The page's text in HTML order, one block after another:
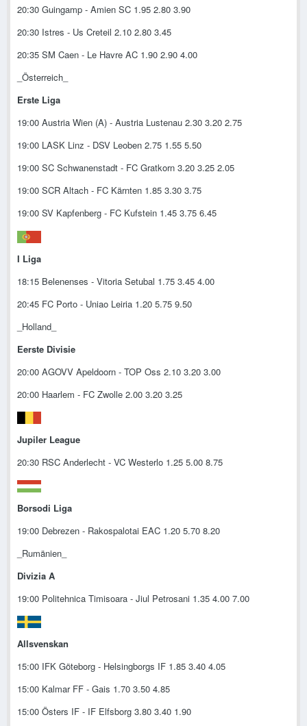
20:30 Guingamp - Amien SC 1.95 2.80 3.90
20:30 Istres - Us Creteil 2.10 2.80 3.45
20:35 SM Caen - Le Havre AC 1.90 2.90 4.00
_Österreich_
Erste Liga
19:00 Austria Wien (A) - Austria Lustenau 2.30 3.20 2.75
19:00 LASK Linz - DSV Leoben 2.75 1.55 5.50
19:00 SC Schwanenstadt - FC Gratkorn 3.20 3.25 2.05
19:00 SCR Altach - FC Kärnten 1.85 3.30 3.75
19:00 SV Kapfenberg - FC Kufstein 1.45 3.75 6.45
I Liga
18:15 Belenenses - Vitoria Setubal 1.75 3.45 4.00
20:45 FC Porto - Uniao Leiria 1.20 5.75 9.50
_Holland_
Eerste Divisie
20:00 AGOVV Apeldoorn - TOP Oss 2.10 3.20 3.00
20:00 Haarlem - FC Zwolle 2.00 3.20 3.25
Jupiler League
20:30 RSC Anderlecht - VC Westerlo 1.25 5.00 8.75
Borsodi Liga
19:00 Debrezen - Rakospalotai EAC 1.20 5.70 8.20
_Rumänien_
Divizia A
19:00 Politehnica Timisoara - Jiul Petrosani 1.35 4.00 7.00
Allsvenskan
15:00 IFK Göteborg - Helsingborgs IF 1.85 3.40 4.05
15:00 Kalmar FF - Gais 1.70 3.50 4.85
15:00 Östers IF - IF Elfsborg 3.80 3.40 1.90